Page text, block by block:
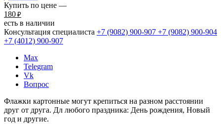
Купить по цене —
180 ₽
есть в наличии
Консультация специалиста +7 (9082) 900-907 +7 (9082) 900-904
+7 (4012) 900-907
Max
Telegram
Vk
Вопрос
Флажки картонные могут крепиться на разном расстоянии
друг от друга. Дл любого праздника: День рождения, Новый
год и другие.